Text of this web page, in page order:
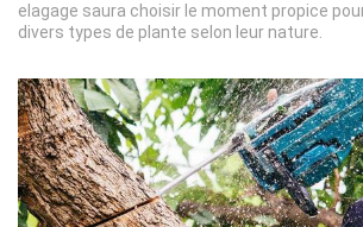
elagage saura choisir le moment propice
divers types de plante selon leur nature.